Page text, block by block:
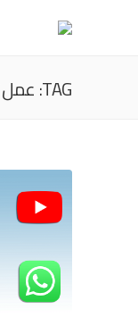
TAG: عمل تطبيق تواصل اجتماعي